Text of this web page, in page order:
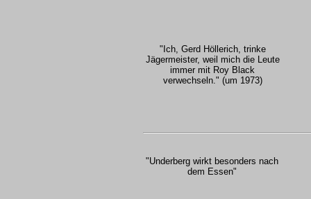
"Ich, Gerd Höllerich, trinke
Jägermeister, weil mich die Leute
immer mit Roy Black
verwechseln." (um 1973)
"Underberg wirkt besonders nach
dem Essen"